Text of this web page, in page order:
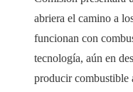
abriera el camino a
funcionan con
tecnología, aún en
producir combustible